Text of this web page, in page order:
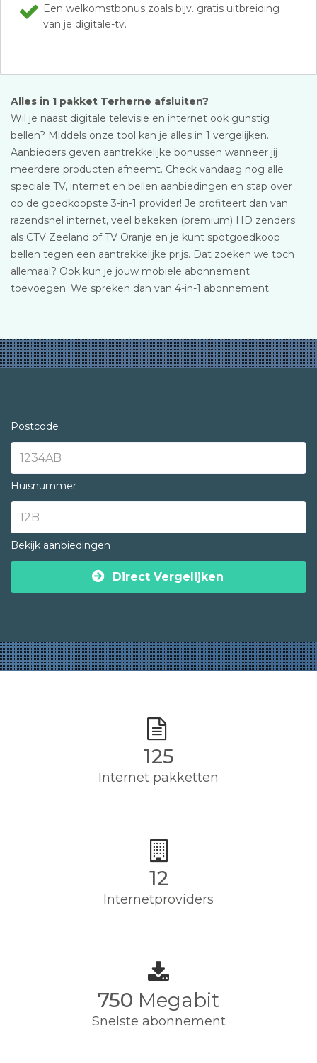
Een welkomstbonus zoals bijv. gratis uitbreiding
van je digitale-tv.
Alles in 1 pakket Terherne afsluiten?
Wil je naast digitale televisie en internet ook gunstig
bellen? Middels onze tool kan je alles in 1 vergelijken.
Aanbieders geven aantrekkelijke bonussen wanneer jij
meerdere producten afneemt. Check vandaag nog alle
speciale TV, internet en bellen aanbiedingen en stap over
op de goedkoopste 3-in-1 provider! Je profiteert dan van
razendsnel internet, veel bekeken (premium) HD zenders
als CTV Zeeland of TV Oranje en je kunt spotgoedkoop
bellen tegen een aantrekkelijke prijs. Dat zoeken we toch
allemaal? Ook kun je jouw mobiele abonnement
toevoegen. We spreken dan van 4-in-1 abonnement.
Postcode
Huisnummer
Bekijk aanbiedingen
Direct Vergelijken
125
Internet pakketten
12
Internetproviders
750 Megabit
Snelste abonnement